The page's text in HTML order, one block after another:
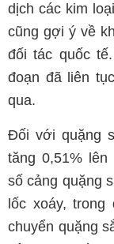
dịch các kim
cũng gợi ý về
đối tác quốc
đoạn đã liên
qua.
Đối với quặng
tăng 0,51% lên
số cảng quặng
lốc xoáy,
chuyển quặng